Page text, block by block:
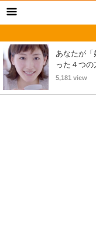
あなたが「
った４つの
5,181 view